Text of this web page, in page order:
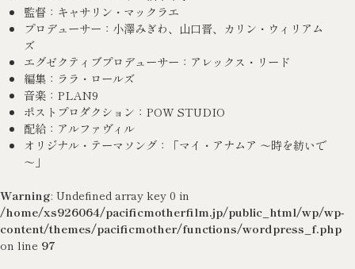
監督：キャサリン・マックラエ
プロデューサー：小澤みぎわ、山口晋、カリン・ウィリアム
ズ
エグゼクティブプロデューサー：アレックス・リード
編集：ララ・ロールズ
音楽：PLAN9
ポストプロダクション：POW STUDIO
配給：アルファヴィル
オリジナル・テーマソング：「マイ・アナムア ～時を紡いで
～」
Warning: Undefined array key 0 in
/home/xs926064/pacificmotherfilm.jp/public_html/wp/wp-
content/themes/pacificmother/functions/wordpress_f.php
on line 97